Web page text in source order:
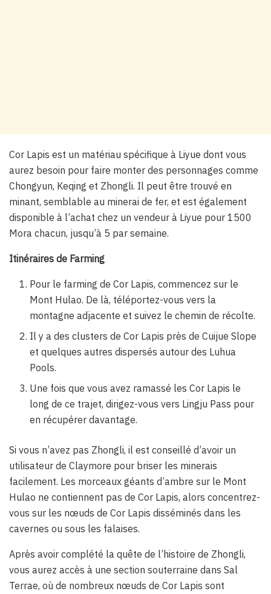
Cor Lapis est un matériau spécifique à Liyue dont vous
aurez besoin pour faire monter des personnages comme
Chongyun, Keqing et Zhongli. Il peut être trouvé en
minant, semblable au minerai de fer, et est également
disponible à l’achat chez un vendeur à Liyue pour 1500
Mora chacun, jusqu’à 5 par semaine.
Itinéraires de Farming
Pour le farming de Cor Lapis, commencez sur le
Mont Hulao. De là, téléportez-vous vers la
montagne adjacente et suivez le chemin de récolte.
Il y a des clusters de Cor Lapis près de Cuijue Slope
et quelques autres dispersés autour des Luhua
Pools.
Une fois que vous avez ramassé les Cor Lapis le
long de ce trajet, dirigez-vous vers Lingju Pass pour
en récupérer davantage.
Si vous n’avez pas Zhongli, il est conseillé d’avoir un
utilisateur de Claymore pour briser les minerais
facilement. Les morceaux géants d’ambre sur le Mont
Hulao ne contiennent pas de Cor Lapis, alors concentrez-
vous sur les nœuds de Cor Lapis disséminés dans les
cavernes ou sous les falaises.
Après avoir complété la quête de l’histoire de Zhongli,
vous aurez accès à une section souterraine dans Sal
Terrae, où de nombreux nœuds de Cor Lapis sont